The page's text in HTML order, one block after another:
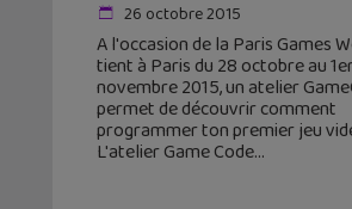
26 octobre 2015
A l'occasion de la Paris Games
tient à Paris du 28 octobre au
novembre 2015, un atelier
permet de découvrir comment
programmer ton premier jeu
L'atelier Game Code